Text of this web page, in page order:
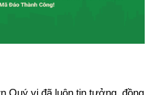
Quý vị đã luôn tin tưởng, đồng